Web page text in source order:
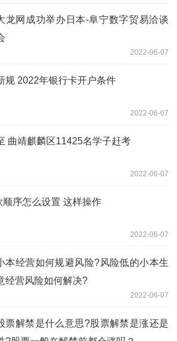
龙网成功举办日本-阜宁数字贸易洽谈
2022-06-07
规 2022年银行卡开户条件
2022-06-07
曲靖麒麟区11425名学子赶考
2022-06-07
序怎么设置 这样操作
2022-06-07
本经营如何规避风险?风险低的小本生
经营风险如何解决?
2022-06-07
票解禁是什么意思?股票解禁是涨还是